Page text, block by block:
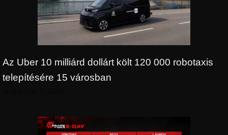
Az Uber 10 milliárd dollárt költ 120 000 robotaxis
telepítésére 15 városban